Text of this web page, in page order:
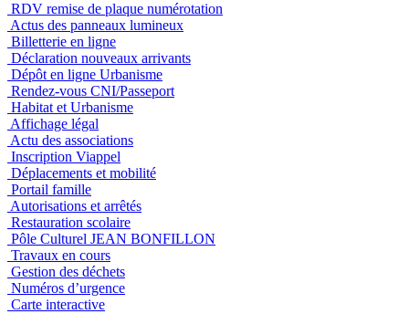
RDV remise de plaque numérotation
Actus des panneaux lumineux
Billetterie en ligne
Déclaration nouveaux arrivants
Dépôt en ligne Urbanisme
Rendez-vous CNI/Passeport
Habitat et Urbanisme
Affichage légal
Actu des associations
Inscription Viappel
Déplacements et mobilité
Portail famille
Autorisations et arrêtés
Restauration scolaire
Pôle Culturel JEAN BONFILLON
Travaux en cours
Gestion des déchets
Numéros d’urgence
Carte interactive